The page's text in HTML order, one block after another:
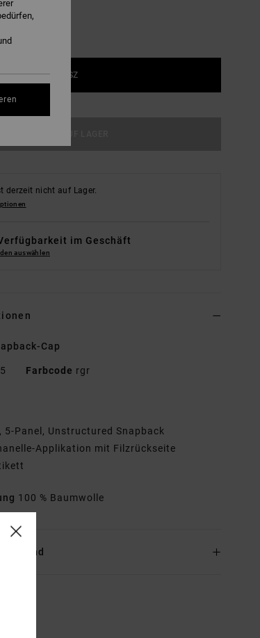
1SZ
derzeit nicht auf Lager.
im Geschäft
auswählen
Cap
Farbcode rgr
5-Panel, Unstructured Snapback
Applikation mit Filzrückseite
100 % Baumwolle